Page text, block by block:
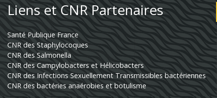
Liens et CNR Partenaires
Santé Publique France
CNR des Staphylocoques
CNR des Salmonella
CNR des Campylobacters et Hélicobacters
CNR des Infections Sexuellement Transmissibles bactériennes
CNR des bactéries anaérobies et botulisme